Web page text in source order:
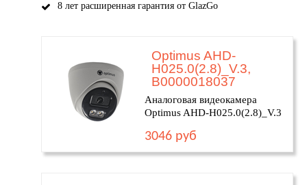
8 лет расширенная гарантия от GlazGo
Optimus AHD-
H025.0(2.8)_V.3,
В0000018037
Аналоговая видеокамера
Optimus AHD-H025.0(2.8)_V.3
3046 руб